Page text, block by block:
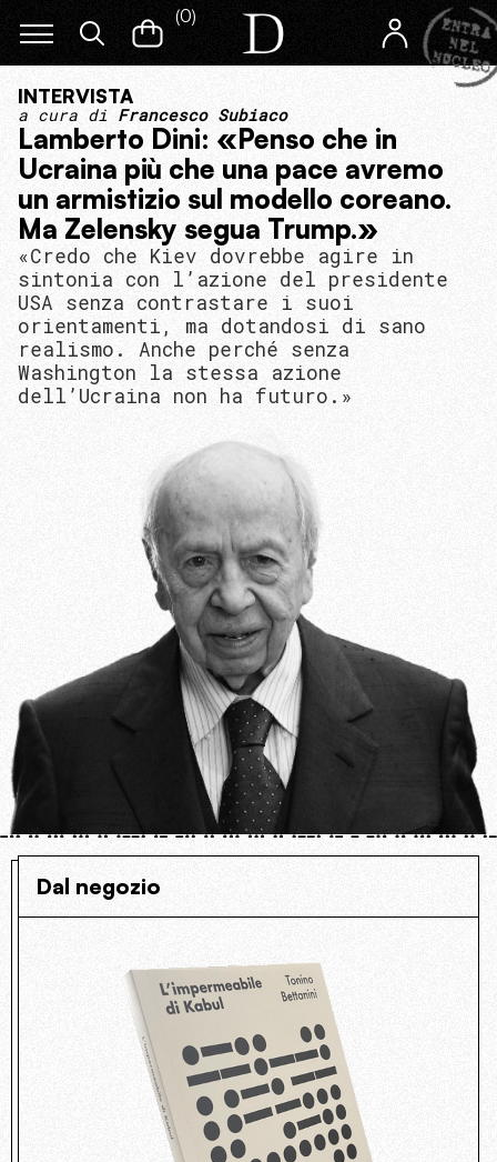
(0)
INTERVISTA
a cura di Francesco Subiaco
Lamberto Dini: «Penso che in
Ucraina più che una pace avremo
un armistizio sul modello coreano.
Ma Zelensky segua Trump.»
«Credo che Kiev dovrebbe agire in
sintonia con l’azione del presidente
USA senza contrastare i suoi
orientamenti, ma dotandosi di sano
realismo. Anche perché senza
Washington la stessa azione
dell’Ucraina non ha futuro.»
Dal negozio